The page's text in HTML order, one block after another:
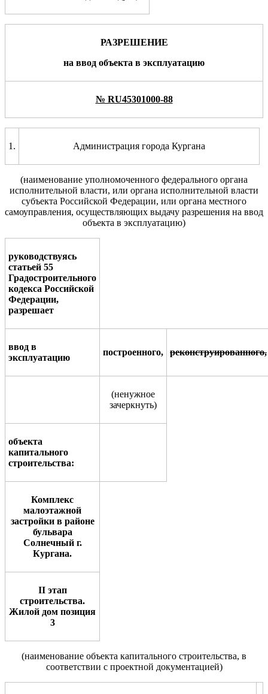
РАЗРЕШЕНИЕ
на ввод объекта в эксплуатацию
№ RU45301000-88
1. Администрация города Кургана
(наименование уполномоченного федерального органа
исполнительной власти, или органа исполнительной власти
субъекта Российской Федерации, или органа местного
самоуправления, осуществляющих выдачу разрешения на ввод
объекта в эксплуатацию)
руководствуясь
статьей 55
Градостроительного
кодекса Российской
Федерации,
разрешает
ввод в
эксплуатацию
построенного, реконструированного,
(ненужное
зачеркнуть)
объекта
капитального
строительства:
Комплекс
малоэтажной
застройки в районе
бульвара
Солнечный г.
Кургана.
IIэтап
строительства.
Жилой дом позиция
3
(наименование объекта капитального строительства, в
соответствии с проектной документацией)